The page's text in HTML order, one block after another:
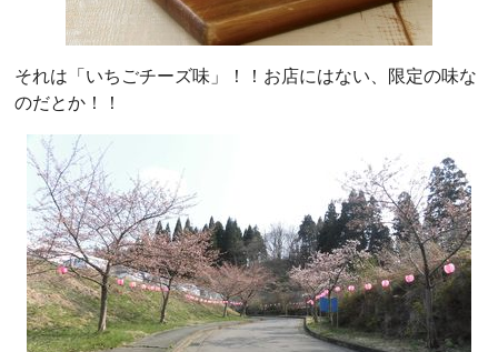
それは「いちごチーズ味」！！お店にはない、限定の味な
のだとか！！